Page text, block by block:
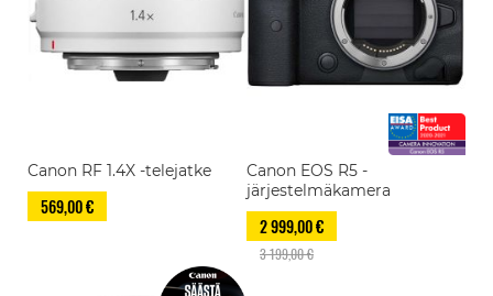
Canon RF 1.4X -telejatke
569,00 €
Canon EOS R5 -
järjestelmäkamera
2 999,00 €
3 199,00 €